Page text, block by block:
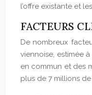
l’offre existante et
FACTEURS
De nombreux
viennoise, estimée
en commun et des
plus de 7 millions